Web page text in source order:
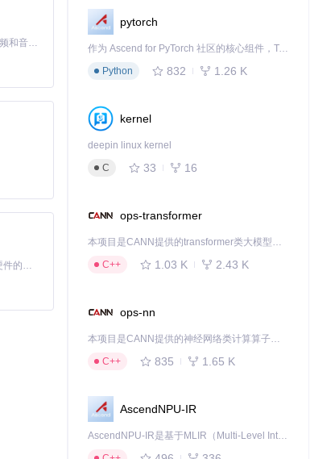
MiniMax H3 是一个通用的全模态生成系统。它支持对由文本、图像、视频和音频组成的多模态上下文进行统一理解，并能生成分辨率高达 2K、时长可达 15 秒的带原生立体声音频的视频。得益于面向任务泛化的系统设计，H3 在预训练阶段就已具备广泛的多模态上下文理解与生成能力，能够出色地执行复杂的多模态指令。
基于Python的Xiaozhi AI，适用于想要完整Xiaozhi体验而无需拥有专用硬件的用户。
pytorch
作为 Ascend for PyTorch 社区的核心组件，TorchNPU 是昇腾专为 PyTorch 打造的深度学习适配插件，使 PyTorch 框架能够直接调用昇腾 NPU，为开发者提供昇腾 AI 处理器的超强算力。
Python
832 1.26 K
kernel
deepin linux kernel
C
33 16
ops-transformer
本项目是CANN提供的transformer类大模型算子库，实现网络在NPU上加速计算。
C++
1.03 K 2.43 K
ops-nn
本项目是CANN提供的神经网络类计算算子库，实现网络在NPU上加速计算。
C++
835 1.65 K
AscendNPU-IR
AscendNPU-IR是基于MLIR（Multi-Level Intermediate Representation）构建的，面向昇腾亲和算子编译时使用的中间表示，提供昇腾完备表达能力，通过编译优化提升昇腾AI处理器计算效率，支持通过生态框架使能昇腾AI处理器与深度调优